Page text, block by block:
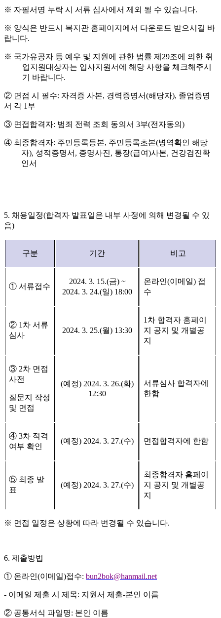
※ 자필서명 누락 시 서류 심사에서 제외 될 수 있습니다.
※ 양식은 반드시 복지관 홈페이지에서 다운로드 받으시길 바
랍니다.
※ 국가유공자 등 예우 및 지원에 관한 법률 제 29조에 의한 취
업지원대상자는 입사지원서에 해당 사항을 체크해주시
기 바랍니다.
② 면접 시 필수: 자격증 사본, 경력증명서(해당자), 졸업증명
서 각 1 부
③ 면접합격자: 범죄 전력 조회 동의서 3부(전자동의 )
④ 최종합격자: 주민등록등본, 주민등록초본(병역확인 해당
자), 성적증명서 , 증명사진, 통장(급여)사본, 건강검진확
인서
5. 채용일정(합격자 발표일은 내부 사정에 의해 변경될 수 있
음)
구분 기간 비고
① 서류접수
2024. 3. 15.(금) ~
2024. 3. 24.(일) 18:00
온라인(이메일) 접
수
② 1 차 서류
심사
2024. 3. 25.(월) 13:30
1 차 합격자 홈페이
지 공지 및 개별공
지
③ 2차 면접
사전
질문지 작성
및 면접
(예정) 2024. 3. 26.(화)
12:30
서류심사 합격자에
한함
④ 3차 적격
여부 확인
(예정) 2024. 3. 27.(수) 면접합격자에 한함
⑤ 최종 발
표
(예정) 2024. 3. 27.(수)
최종합격자 홈페이
지 공지 및 개별공
지
※ 면접 일정은 상황에 따라 변경될 수 있습니다.
6. 제출방법
① 온라인(이메일)접수: bun2bok@hanmail.net
- 이메일 제출 시 제목: 지원서 제출-본인 이름
② 공통서식 파일명: 본인 이름